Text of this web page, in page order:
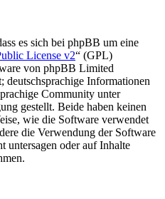
es sich bei phpBB um eine
License v2“ (GPL)
von phpBB Limited
Informationen
Community unter
gestellt. Beide haben keinen
wie die Software verwendet
die Verwendung der Software
untersagen oder auf Inhalte